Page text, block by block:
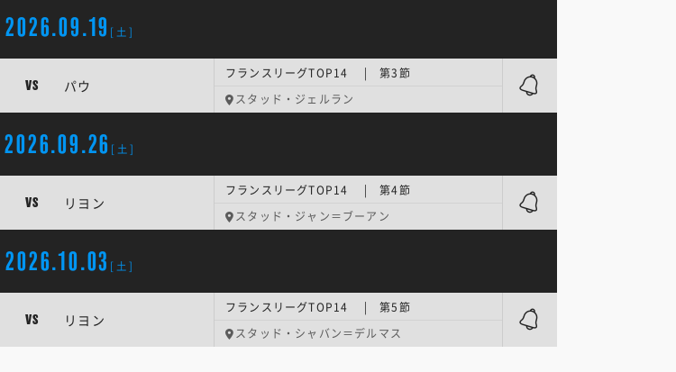
2026.09.19 [土]
VS パウ
フランスリーグTOP14 | 第3節
スタッド・ジェルラン
2026.09.26 [土]
VS リヨン
フランスリーグTOP14 | 第4節
スタッド・ジャン＝ブーアン
2026.10.03 [土]
VS リヨン
フランスリーグTOP14 | 第5節
スタッド・シャバン＝デルマス